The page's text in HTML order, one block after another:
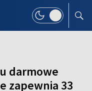
darmowe
zapewnia 33